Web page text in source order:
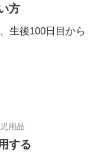
方
生後100日目から
用品
する